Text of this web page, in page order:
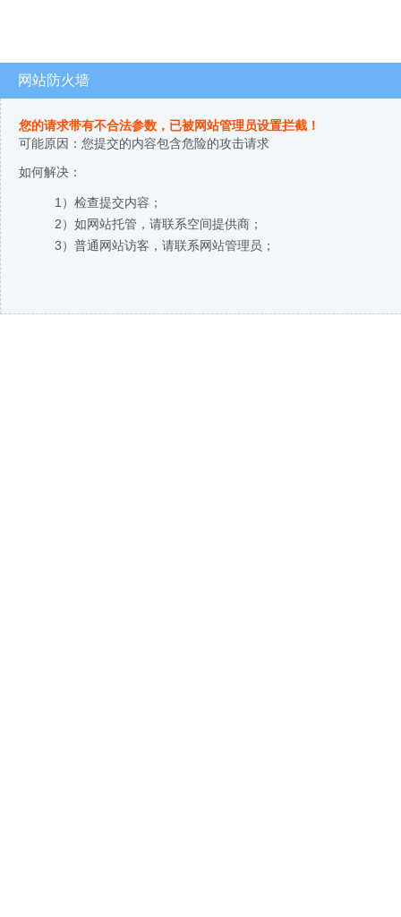
网站防火墙
您的请求带有不合法参数，已被网站管理员设置拦截！
可能原因：您提交的内容包含危险的攻击请求
如何解决：
1）检查提交内容；
2）如网站托管，请联系空间提供商；
3）普通网站访客，请联系网站管理员；